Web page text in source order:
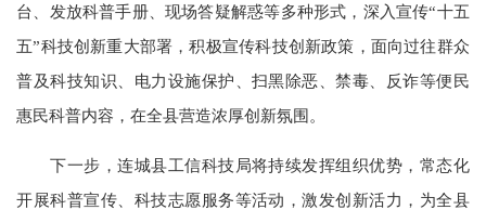
台、发放科普手册、现场答疑解惑等多种形式，深入宣传“十五
五”科技创新重大部署，积极宣传科技创新政策，面向过往群众
普及科技知识、电力设施保护、扫黑除恶、禁毒、反诈等便民
惠民科普内容，在全县营造浓厚创新氛围。
下一步，连城县工信科技局将持续发挥组织优势，常态化
开展科普宣传、科技志愿服务等活动，激发创新活力，为全县